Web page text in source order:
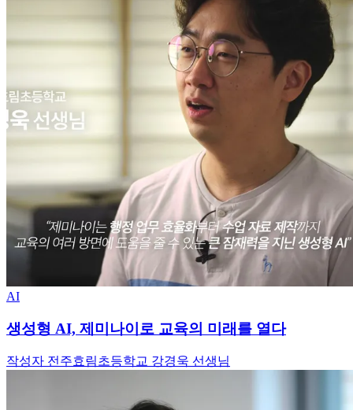
AI
생성형 AI, 제미나이로 교육의 미래를 열다
작성자 전주효림초등학교 강경욱 선생님